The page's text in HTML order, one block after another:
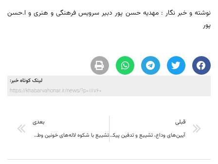
نوشته و خبر نگار : مهدیه حسن پور دبیر سرویس فرهنگی و هنری و ا.حسن
پور
لینک کوتاه خبر:
https://khabarvahonar.ir/news/?p=111760
قبلی
آیین‌های وداع، تشییع و تدفین پیکرهای مطهر شهدا شکوهمند برگزار شود
بعدی
تشییع با شکوه لاله‌های خونین وطن توسط مردم شهید پرور بیرجند مرکز خراسان جنوبی